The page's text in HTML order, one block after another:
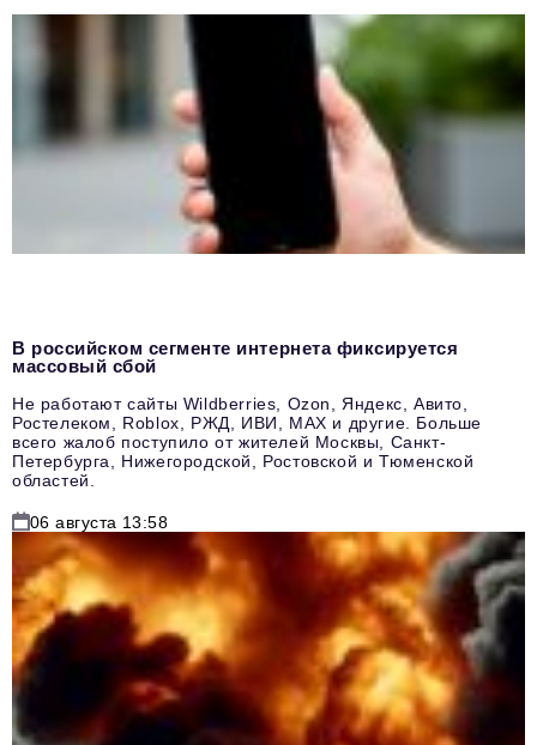
В российском сегменте интернета фиксируется
массовый сбой
Не работают сайты Wildberries, Ozon, Яндекс, Авито,
Ростелеком, Roblox, РЖД, ИВИ, MAX и другие. Больше
всего жалоб поступило от жителей Москвы, Санкт-
Петербурга, Нижегородской, Ростовской и Тюменской
областей.
06 августа 13:58